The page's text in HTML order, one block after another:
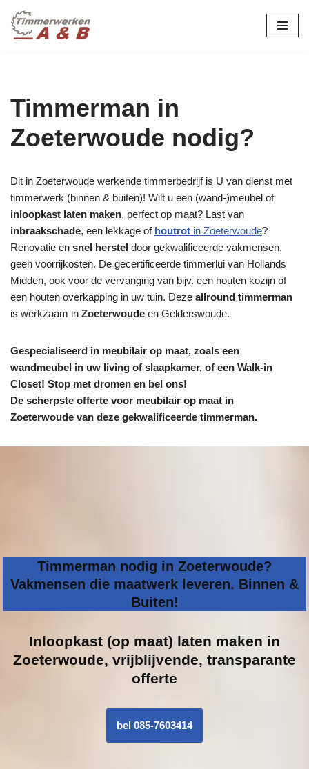
Ga
Timmerman in
Zoeterwoude nodig?
Dit in Zoeterwoude werkende timmerbedrijf is U van dienst met
timmerwerk (binnen & buiten)! Wilt u een (wand-)meubel of
inloopkast laten maken, perfect op maat? Last van
inbraakschade, een lekkage of houtrot in Zoeterwoude?
Renovatie en snel herstel door gekwalificeerde vakmensen,
geen voorrijkosten. De gecertificeerde timmerlui van Hollands
Midden, ook voor de vervanging van bijv. een houten kozijn of
een houten overkapping in uw tuin. Deze allround timmerman
is werkzaam in Zoeterwoude en Gelderswoude.
Gespecialiseerd in meubilair op maat, zoals een
wandmeubel in uw living of slaapkamer, of een Walk-in
Closet! Stop met dromen en bel ons!
De scherpste offerte voor meubilair op maat in
Zoeterwoude van deze gekwalificeerde timmerman.
Timmerman nodig in Zoeterwoude?
Vakmensen die maatwerk leveren. Binnen &
Buiten!
Inloopkast (op maat) laten maken in
Zoeterwoude, vrijblijvende, transparante
offerte
bel 085-7603414